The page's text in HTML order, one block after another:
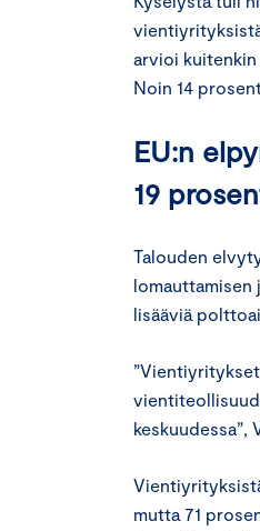
arvioi kuitenkin
Noin 14
EU:n
19
Talouden
lisääviä
keskuudessa”,
mutta 71